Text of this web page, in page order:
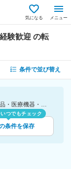
気になる メニュー
験歓迎 の転
条件で並び替え
[勤務地]栃木県 [業種]バイオベンチャー業界-医薬品・医療機器・ライフサイエンス・医療系サービス [こだわり条件ピックアップ]職種未経験歓迎 [詳細条件](募集・採用情報)職種未経験歓迎
つでもチェック
条件を保存